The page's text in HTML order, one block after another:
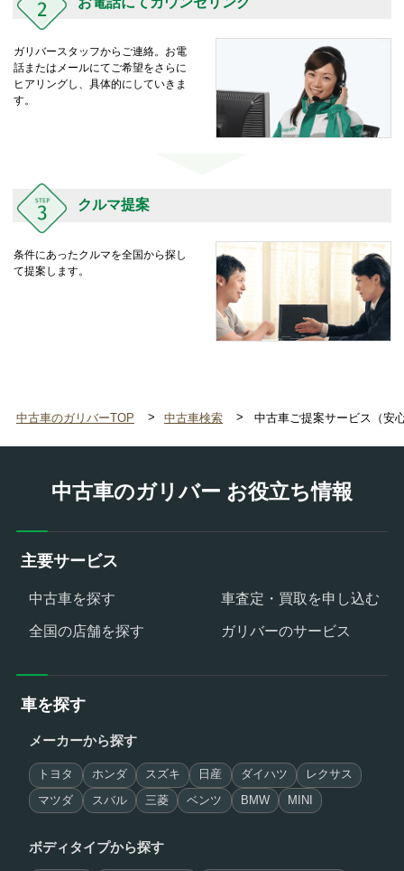
ガリバースタッフからご連絡。お電
話またはメールにてご希望をさらに
ヒアリングし、具体的にしていきま
す。
クルマ提案
条件にあったクルマを全国から探し
て提案します。
中古車のガリバーTOP 中古車検索 中古車ご提案サービス（安
中古車のガリバー お役立ち情報
主要サービス
中古車を探す
車査定・買取を申し込む
全国の店舗を探す
ガリバーのサービス
車を探す
メーカーから探す
トヨタ ホンダ スズキ 日産 ダイハツ レクサス
マツダ スバル 三菱 ベンツ BMW MINI
ボディタイプから探す